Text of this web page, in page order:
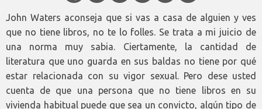
John Waters aconseja que si vas a casa de alguien y ves
que no tiene libros, no te lo folles. Se trata a mi juicio de
una norma muy sabia. Ciertamente, la cantidad de
literatura que uno guarda en sus baldas no tiene por qué
estar relacionada con su vigor sexual. Pero dese usted
cuenta de que una persona que no tiene libros en su
vivienda habitual puede que sea un convicto, algún tipo de